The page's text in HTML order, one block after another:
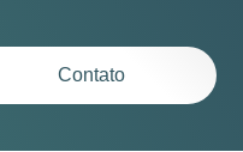
Contato